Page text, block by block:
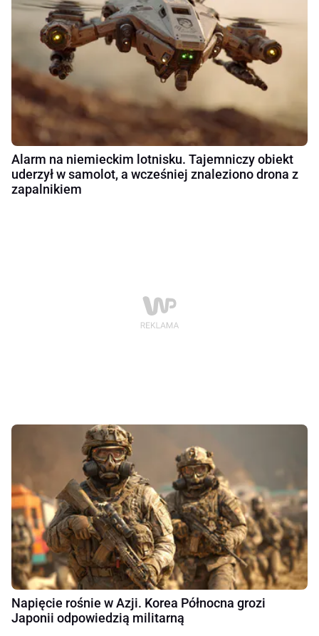
Alarm na niemieckim lotnisku. Tajemniczy obiekt
uderzył w samolot, a wcześniej znaleziono drona z
zapalnikiem
Napięcie rośnie w Azji. Korea Północna grozi
Japonii odpowiedzią militarną